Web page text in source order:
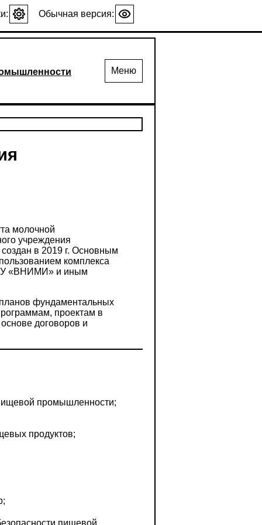
Обычная версия:
Меню
молочной
учреждения
в 2019 г. Основным
комплекса
«ВНИМИ» и иным
фундаментальных
проектам в
договоров и
промышленности;
продуктов;
пищевой